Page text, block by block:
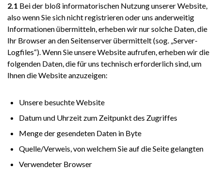
2.1 Bei der bloß informatorischen Nutzung unserer Website,
also wenn Sie sich nicht registrieren oder uns anderweitig
Informationen übermitteln, erheben wir nur solche Daten, die
Ihr Browser an den Seitenserver übermittelt (sog. „Server-
Logfiles“). Wenn Sie unsere Website aufrufen, erheben wir die
folgenden Daten, die für uns technisch erforderlich sind, um
Ihnen die Website anzuzeigen:
Unsere besuchte Website
Datum und Uhrzeit zum Zeitpunkt des Zugriffes
Menge der gesendeten Daten in Byte
Quelle/Verweis, von welchem Sie auf die Seite gelangten
Verwendeter Browser